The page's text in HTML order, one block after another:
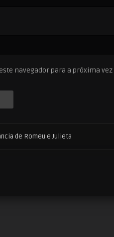
navegador para a próxima
de Romeu e Julieta